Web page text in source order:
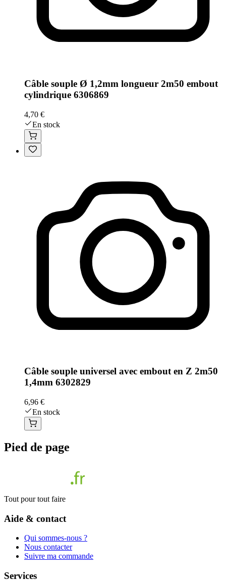
Câble souple Ø 1,2mm longueur 2m50 embout
cylindrique 6306869
4,70 €
En stock
Câble souple universel avec embout en Z 2m50
1,4mm 6302829
6,96 €
En stock
Pied de page
Tout pour tout faire
Aide & contact
Qui sommes-nous ?
Nous contacter
Suivre ma commande
Services